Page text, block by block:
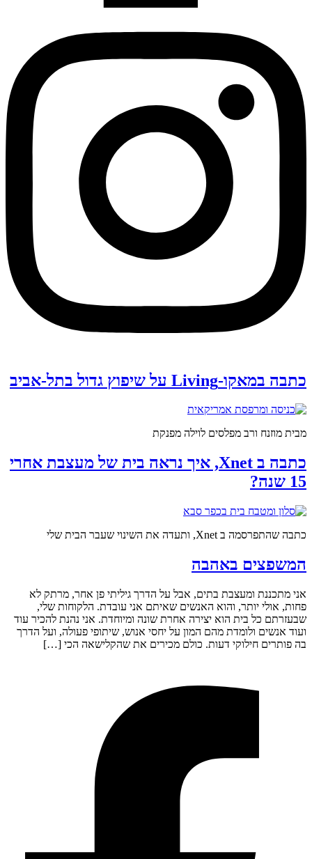
כתבה במאקו-Living על שיפוץ גדול בתל-אביב
מבית מוזנח ורב מפלסים לוילה מפנקת
כתבה ב Xnet, איך נראה בית של מעצבת אחרי
15 שנה?
כתבה שהתפרסמה ב Xnet, ותעדה את השינוי שעבר הבית שלי
המשפצים באהבה
אני מתכננת ומעצבת בתים, אבל על הדרך גיליתי פן אחר, מרתק לא
פחות, אולי יותר, והוא האנשים שאיתם אני עובדת. הלקוחות שלי,
שבעזרתם כל בית הוא יצירה אחרת שונה ומיוחדת. אני נהנת להכיר עוד
ועוד אנשים ולומדת מהם המון על יחסי אנוש, שיתופי פעולה, ועל הדרך
בה פותרים חילוקי דעות. כולם מכירים את שהקלישאה הכי […]